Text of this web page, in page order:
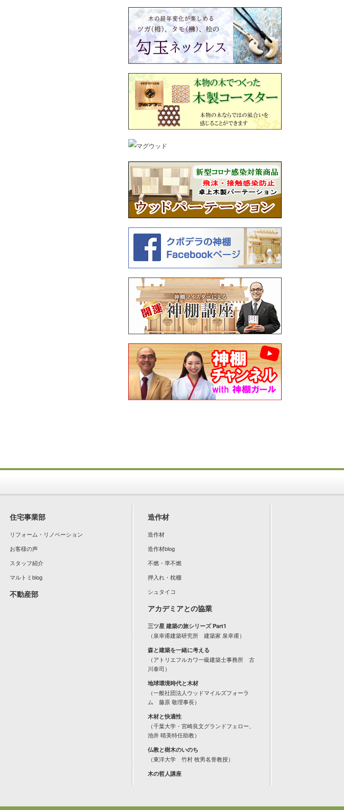
住宅事業部
リフォーム・リノベーション
お客様の声
スタッフ紹介
マルトミblog
不動産部
造作材
造作材
造作材blog
不燃・準不燃
押入れ・枕棚
シュタイコ
アカデミアとの協業
三ツ星 建築の旅シリーズ Part1
（泉幸甫建築研究所 建築家 泉幸甫）
森と建築を一緒に考える
（アトリエフルカワ一級建築士事務所 古
川泰司）
地球環境時代と木材
（一般社団法人ウッドマイルズフォーラ
ム 藤原 敬理事長）
木材と快適性
（千葉大学・宮崎良文グランドフェロー、
池井 晴美特任助教）
仏教と樹木のいのち
（東洋大学 竹村 牧男名誉教授）
木の哲人講座